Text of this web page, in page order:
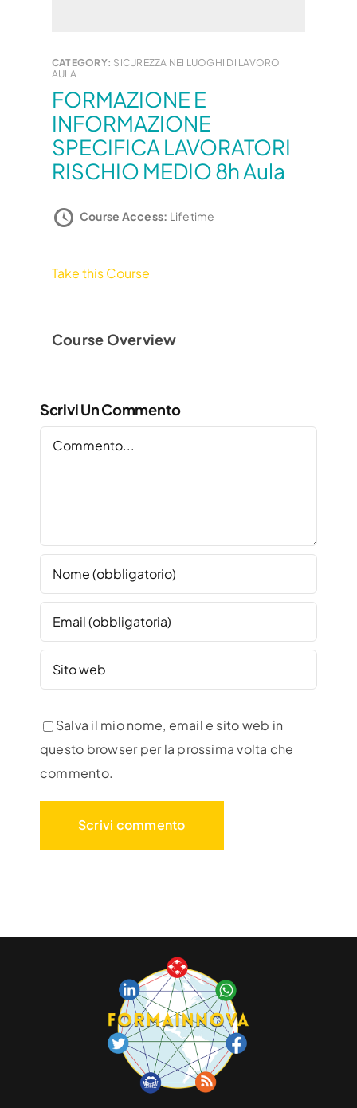
CATEGORY: SICUREZZA NEI LUOGHI DI LAVORO
AULA
FORMAZIONE E
INFORMAZIONE
SPECIFICA LAVORATORI
RISCHIO MEDIO 8h Aula
Course Access: Lifetime
Take this Course
Course Overview
Scrivi Un Commento
Commento
Salva il mio nome, email e sito web in
questo browser per la prossima volta che
commento.